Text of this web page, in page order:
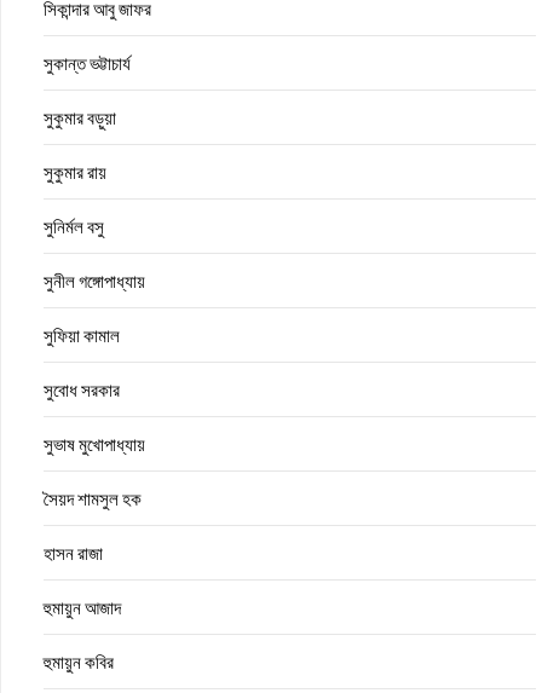
সিকান্দার আবু জাফর
সুকান্ত ভট্টাচার্য
সুকুমার বড়ুয়া
সুকুমার রায়
সুনির্মল বসু
সুনীল গঙ্গোপাধ্যায়
সুফিয়া কামাল
সুবোধ সরকার
সুভাষ মুখোপাধ্যায়
সৈয়দ শামসুল হক
হাসন রাজা
হুমায়ুন আজাদ
হুমায়ুন কবির